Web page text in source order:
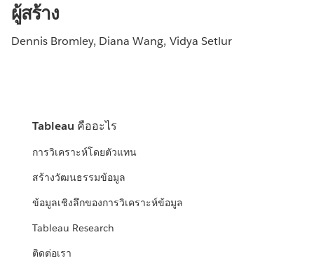
ผู้สร้าง
Dennis Bromley, Diana Wang, Vidya Setlur
Tableau คืออะไร
การวิเคราะห์โดยตัวแทน
สร้างวัฒนธรรมข้อมูล
ข้อมูลเชิงลึกของการวิเคราะห์ข้อมูล
Tableau Research
ติดต่อเรา